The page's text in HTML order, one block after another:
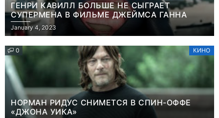
ГЕНРИ КАВИЛЛ БОЛЬШЕ НЕ СЫГРАЕТ
СУПЕРМЕНА В ФИЛЬМЕ ДЖЕЙМСА ГАННА
January 4, 2023
0 КИНО
НОРМАН РИДУС СНИМЕТСЯ В СПИН-ОФФЕ
«ДЖОНА УИКА»